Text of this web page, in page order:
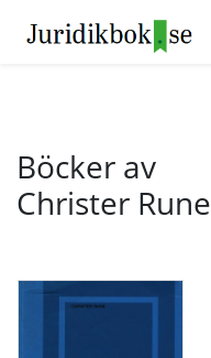
Böcker av
Christer Rune